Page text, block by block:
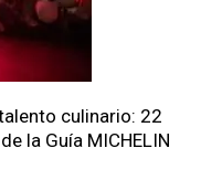
culinario: 22
la Guía MICHELIN